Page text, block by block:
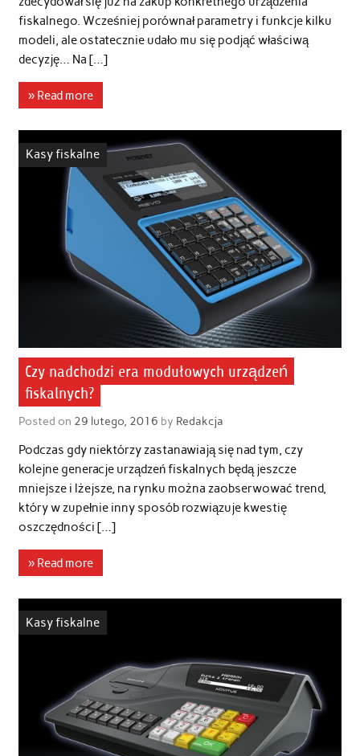
fiskalnego. Wcześniej porównał parametry i funkcje kilku
modeli, ale ostatecznie udało mu się podjąć właściwą
decyzję… Na […]
» Read more
Kasy fiskalne
Czy nadchodzi era modułowych urządzeń
fiskalnych?
Posted on 29 lutego, 2016 by Redakcja
Podczas gdy niektórzy zastanawiają się nad tym, czy
kolejne generacje urządzeń fiskalnych będą jeszcze
mniejsze i lżejsze, na rynku można zaobserwować trend,
który w zupełnie inny sposób rozwiązuje kwestię
oszczędności […]
» Read more
Kasy fiskalne